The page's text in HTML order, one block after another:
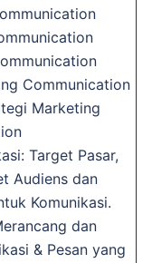
Communication
Marketing
Target Pasar,
Audiens dan
Komunikasi.
dan
& Pesan yang